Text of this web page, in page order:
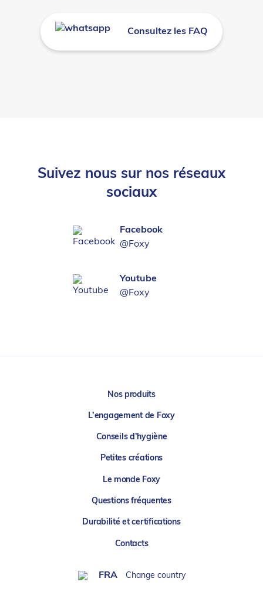
Consultez les FAQ
Suivez nous sur nos réseaux
sociaux
Facebook
@Foxy
Youtube
@Foxy
Nos produits
L’engagement de Foxy
Conseils d’hygiène
Petites créations
Le monde Foxy
Questions fréquentes
Durabilité et certifications
Contacts
FRA Change country